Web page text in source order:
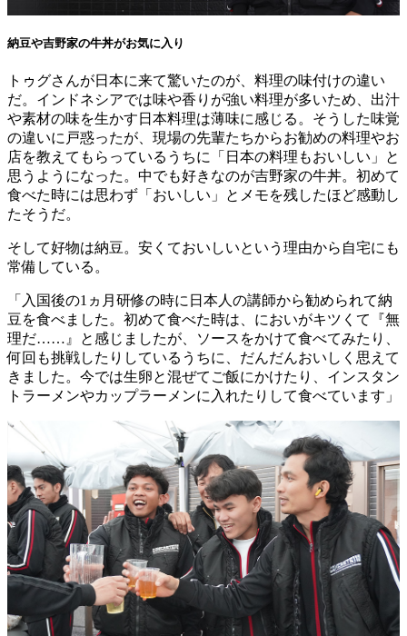
納豆や吉野家の牛丼がお気に入り
トゥグさんが日本に来て驚いたのが、料理の味付けの違い
だ。インドネシアでは味や香りが強い料理が多いため、出汁
や素材の味を生かす日本料理は薄味に感じる。そうした味覚
の違いに戸惑ったが、現場の先輩たちからお勧めの料理やお
店を教えてもらっているうちに「日本の料理もおいしい」と
思うようになった。中でも好きなのが吉野家の牛丼。初めて
食べた時には思わず「おいしい」とメモを残したほど感動し
たそうだ。
そして好物は納豆。安くておいしいという理由から自宅にも
常備している。
「入国後の1ヵ月研修の時に日本人の講師から勧められて納
豆を食べました。初めて食べた時は、においがキツくて『無
理だ……』と感じましたが、ソースをかけて食べてみたり、
何回も挑戦したりしているうちに、だんだんおいしく思えて
きました。今では生卵と混ぜてご飯にかけたり、インスタン
トラーメンやカップラーメンに入れたりして食べています」